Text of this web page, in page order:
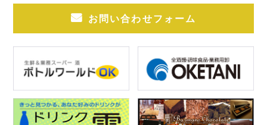
お問い合わせフォーム